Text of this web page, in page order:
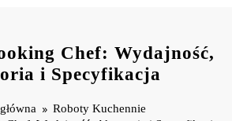
Chef: Wydajność,
i Specyfikacja
Roboty Kuchennie